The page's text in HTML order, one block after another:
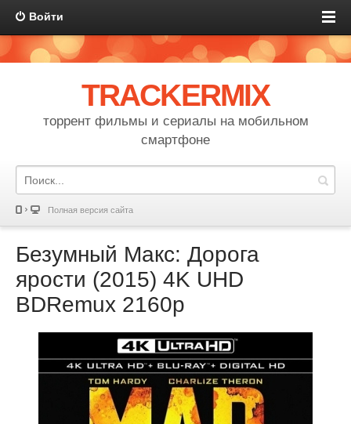
Войти
TRACKERMIX
торрент фильмы и сериалы на мобильном
смартфоне
Полная версия сайта
Безумный Макс: Дорога
ярости (2015) 4K UHD
BDRemux 2160p